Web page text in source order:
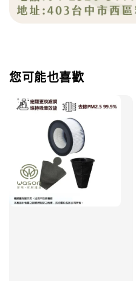
您可能也喜歡